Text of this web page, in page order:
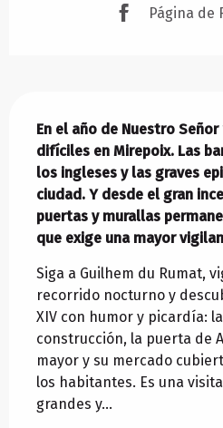
Página de
En el año de Nuestro
difíciles en Mirepoix. Las
los ingleses y las graves
ciudad. Y desde el gran
puertas y murallas
que exige una mayor
Siga a Guilhem du Rumat,
recorrido nocturno y
XIV con humor y picardía:
construcción, la puerta de
mayor y su mercado
los habitantes. Es una
grandes y...